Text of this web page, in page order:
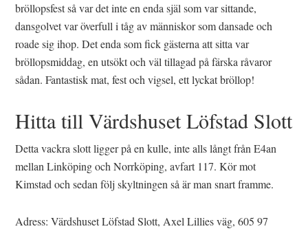
bröllopsfest så var det inte en enda själ som var sittande,
dansgolvet var överfull i tåg av människor som dansade och
roade sig ihop. Det enda som fick gästerna att sitta var
bröllopsmiddag, en utsökt och väl tillagad på färska råvaror
sådan. Fantastisk mat, fest och vigsel, ett lyckat bröllop!
Hitta till Värdshuset Löfstad Slott
Detta vackra slott ligger på en kulle, inte alls långt från E4an
mellan Linköping och Norrköping, avfart 117. Kör mot
Kimstad och sedan följ skyltningen så är man snart framme.
Adress: Värdshuset Löfstad Slott, Axel Lillies väg, 605 97